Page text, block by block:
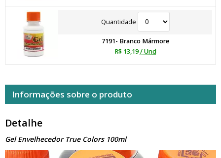
Quantidade
7191- Branco Mármore
R$ 13,19 / Und
Informações sobre o produto
Detalhe
Gel Envelhecedor True Colors 100ml